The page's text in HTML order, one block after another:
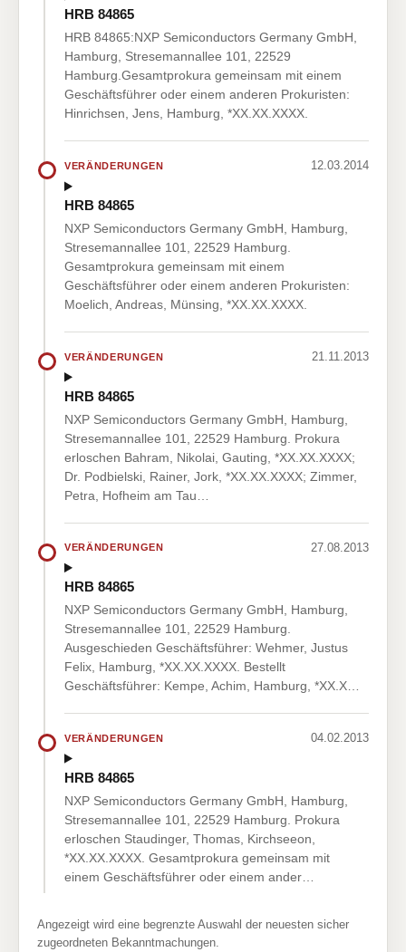
HRB 84865
HRB 84865:NXP Semiconductors Germany GmbH,
Hamburg, Stresemannallee 101, 22529
Hamburg.Gesamtprokura gemeinsam mit einem
Geschäftsführer oder einem anderen Prokuristen:
Hinrichsen, Jens, Hamburg, *XX.XX.XXXX.
VERÄNDERUNGEN 12.03.2014
HRB 84865
NXP Semiconductors Germany GmbH, Hamburg,
Stresemannallee 101, 22529 Hamburg.
Gesamtprokura gemeinsam mit einem
Geschäftsführer oder einem anderen Prokuristen:
Moelich, Andreas, Münsing, *XX.XX.XXXX.
VERÄNDERUNGEN 21.11.2013
HRB 84865
NXP Semiconductors Germany GmbH, Hamburg,
Stresemannallee 101, 22529 Hamburg. Prokura
erloschen Bahram, Nikolai, Gauting, *XX.XX.XXXX;
Dr. Podbielski, Rainer, Jork, *XX.XX.XXXX; Zimmer,
Petra, Hofheim am Tau…
VERÄNDERUNGEN 27.08.2013
HRB 84865
NXP Semiconductors Germany GmbH, Hamburg,
Stresemannallee 101, 22529 Hamburg.
Ausgeschieden Geschäftsführer: Wehmer, Justus
Felix, Hamburg, *XX.XX.XXXX. Bestellt
Geschäftsführer: Kempe, Achim, Hamburg, *XX.X…
VERÄNDERUNGEN 04.02.2013
HRB 84865
NXP Semiconductors Germany GmbH, Hamburg,
Stresemannallee 101, 22529 Hamburg. Prokura
erloschen Staudinger, Thomas, Kirchseeon,
*XX.XX.XXXX. Gesamtprokura gemeinsam mit
einem Geschäftsführer oder einem ander…
Angezeigt wird eine begrenzte Auswahl der neuesten sicher
zugeordneten Bekanntmachungen.